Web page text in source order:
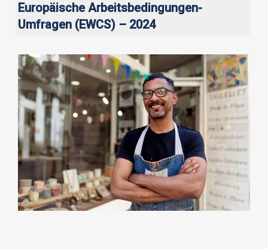
Europäische Arbeitsbedingungen-
Umfragen (EWCS) – 2024